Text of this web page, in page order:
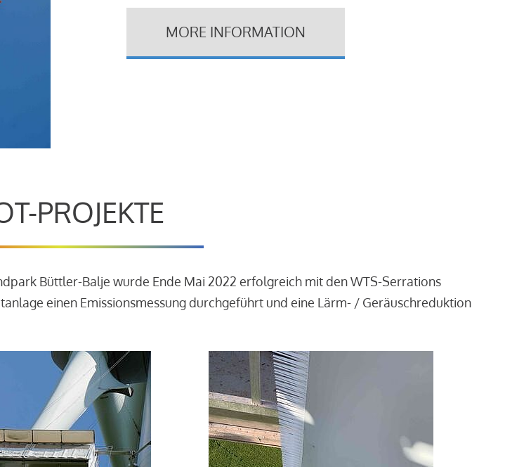
MORE INFORMATION
PROJEKTE
Büttler-Balje wurde Ende Mai 2022 erfolgreich mit den WTS-Serrations
einen Emissionsmessung durchgeführt und eine Lärm- / Geräuschreduktion